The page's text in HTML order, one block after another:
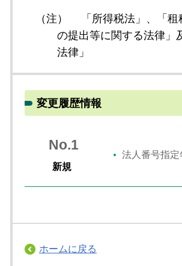
（注）
「所得税法」、「
の提出等に関する法律」
法律」
変更履歴情報
No.1
新規
法人番号指定
ホームに戻る